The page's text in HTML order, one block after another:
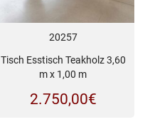
20257
Tisch Esstisch Teakholz 3,60
m x 1,00 m
2.750,00€